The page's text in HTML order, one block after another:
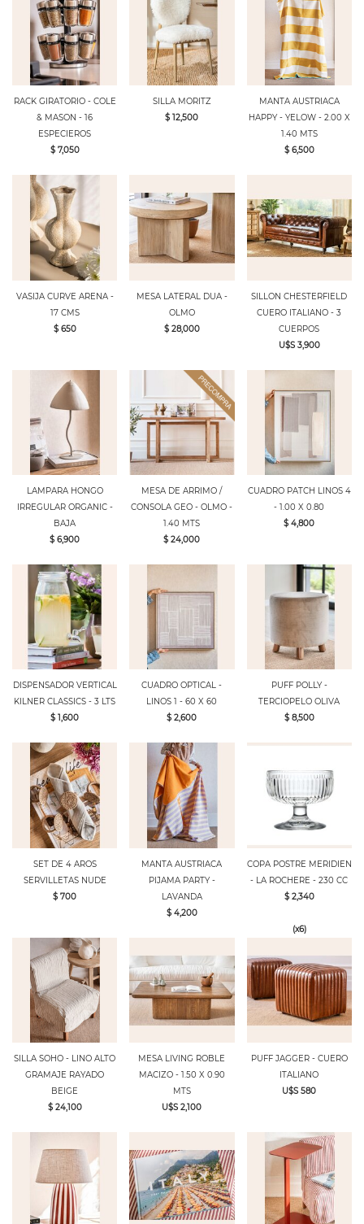
RACK GIRATORIO - COLE
& MASON - 16
ESPECIEROS
$ 7,050
SILLA MORITZ
$ 12,500
MANTA AUSTRIACA
HAPPY - YELOW - 2.00 X
1.40 MTS
$ 6,500
VASIJA CURVE ARENA -
17 CMS
$ 650
MESA LATERAL DUA -
OLMO
$ 28,000
SILLON CHESTERFIELD
CUERO ITALIANO - 3
CUERPOS
U$S 3,900
LAMPARA HONGO
IRREGULAR ORGANIC -
BAJA
$ 6,900
MESA DE ARRIMO /
CONSOLA GEO - OLMO -
1.40 MTS
$ 24,000
CUADRO PATCH LINOS 4
- 1.00 X 0.80
$ 4,800
DISPENSADOR VERTICAL
KILNER CLASSICS - 3 LTS
$ 1,600
CUADRO OPTICAL -
LINOS 1 - 60 X 60
$ 2,600
PUFF POLLY -
TERCIOPELO OLIVA
$ 8,500
SET DE 4 AROS
SERVILLETAS NUDE
$ 700
MANTA AUSTRIACA
PIJAMA PARTY -
LAVANDA
$ 4,200
COPA POSTRE MERIDIEN
- LA ROCHERE - 230 CC
$ 2,340
(x6)
SILLA SOHO - LINO ALTO
GRAMAJE RAYADO
BEIGE
$ 24,100
MESA LIVING ROBLE
MACIZO - 1.50 X 0.90
MTS
U$S 2,100
PUFF JAGGER - CUERO
ITALIANO
U$S 580